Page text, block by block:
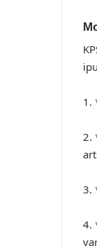
1.
2.
3.
4.